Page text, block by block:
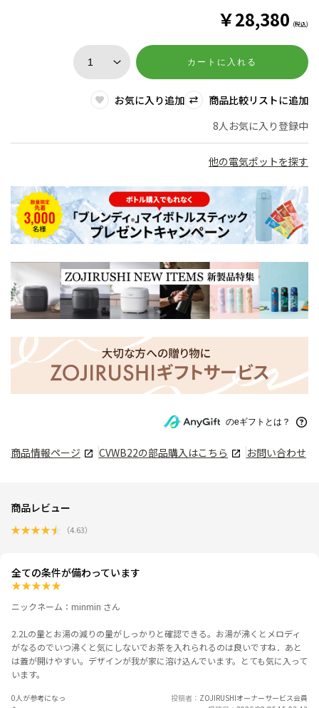
￥28,380 (税込)
カートに入れる
お気に入り追加
商品比較リストに追加
8人お気に入り登録中
他の電気ポットを探す
のeギフトとは？
商品情報ページ CVWB22の部品購入はこちら お問い合わせ
商品レビュー
★★★★★ （4.63）
全ての条件が備わっています
★★★★★
ニックネーム：minmin さん
2.2Lの量とお湯の減りの量がしっかりと確認できる。お湯が沸くとメロディ
がなるのでいつ沸くと気にしないでお茶を入れられるのは良いですね．あと
は蓋が開けやすい。デザインが我が家に溶け込んでいます。とても気に入って
います。
0人が参考になっ
投稿者
ZOJIRUSHIオーナーサービス会員